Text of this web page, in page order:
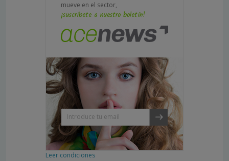
mueve en el sector,
¡suscríbete a nuestro boletín!
Leer condiciones